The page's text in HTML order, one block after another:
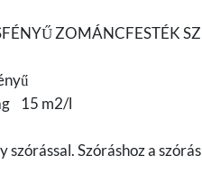
ZOMÁNCFESTÉK
15 m2/l
szórással. Szóráshoz a